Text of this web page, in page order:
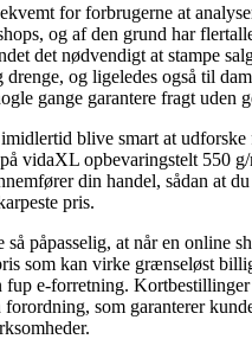
for forbrugerne at
og af den grund har
det nødvendigt at stampe
og ligeledes også til
gange garantere fragt uden
blive smart at udforske
vidaXL opbevaringstelt 550
din handel, sådan at
pris.
påpasselig, at når en online
som kan virke grænseløst
fup e-forretning.
som garanterer